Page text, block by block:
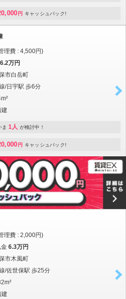
円 キャッシュバック!
理費 : 4,500円)
6.2万円
市白岳町
/日宇駅 歩6分
建
ま 1人 が検討中！
円 キャッシュバック!
理費 : 2,000円)
金 6.3万円
市木風町
/佐世保駅 歩25分
建